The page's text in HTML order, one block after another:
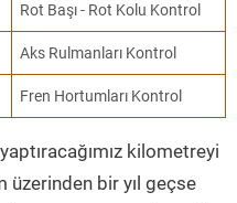
Rot Başı - Rot Kolu Kontrol
Aks Rulmanları Kontrol
Fren Hortumları Kontrol
kilometreyi
üzerinden bir yıl geçse